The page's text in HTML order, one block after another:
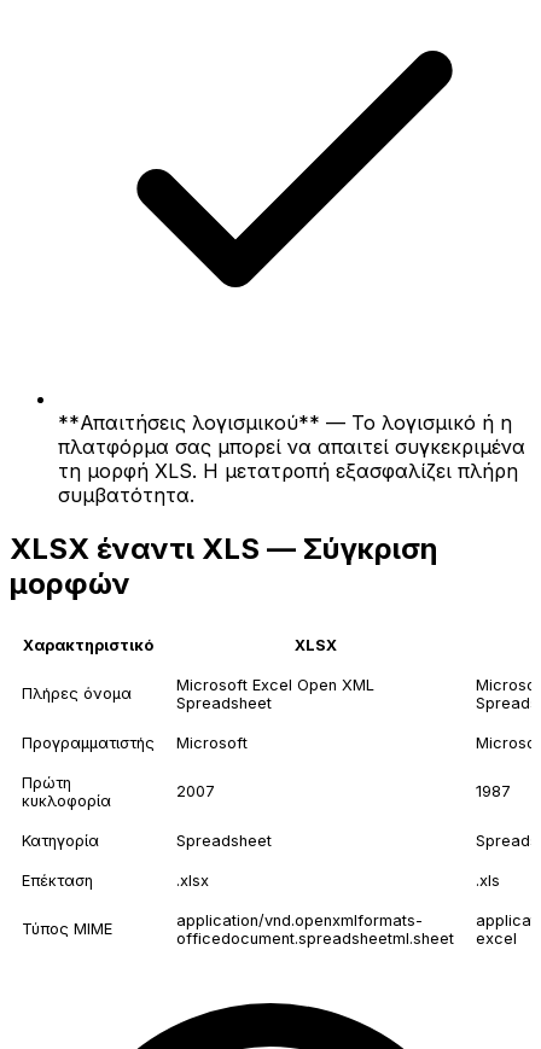
**Απαιτήσεις λογισμικού** — Το λογισμικό ή η
πλατφόρμα σας μπορεί να απαιτεί συγκεκριμένα
τη μορφή XLS. Η μετατροπή εξασφαλίζει πλήρη
συμβατότητα.
XLSX έναντι XLS — Σύγκριση
μορφών
Χαρακτηριστικό XLSX
Πλήρες όνομα
Microsoft Excel Open XML
Spreadsheet
Προγραμματιστής Microsoft
Πρώτη
κυκλοφορία
2007 1987
Κατηγορία Spreadsheet
Επέκταση .xlsx .xls
Τύπος MIME
application/vnd.openxmlformats-
officedocument.spreadsheetml.sheet
excel